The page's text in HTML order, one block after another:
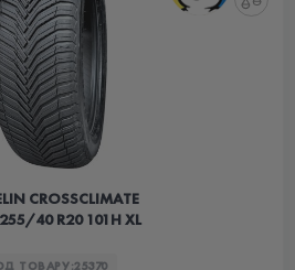
CROSSCLIMATE
40 R20 101H XL
ТОВАРУ:25370